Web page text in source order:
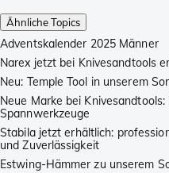
Ähnliche Topics
Adventskalender 2025 Männer
Narex jetzt bei Knivesandtools
Neu: Temple Tool in unserem
Neue Marke bei
Spannwerkzeuge
Stabila jetzt erhältlich:
und Zuverlässigkeit
Estwing-Hämmer zu unserem